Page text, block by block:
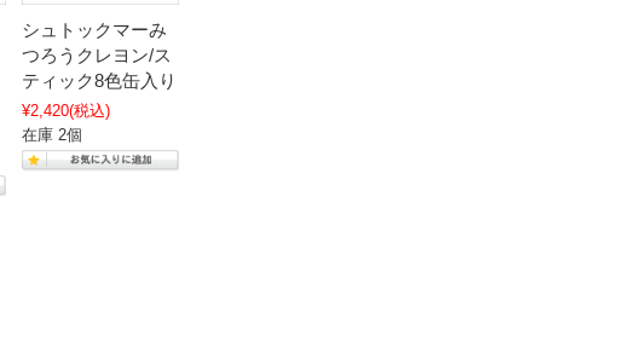
シュトックマーみ
つろうクレヨン/ス
ティック8色缶入り
¥2,420(税込)
在庫 2個